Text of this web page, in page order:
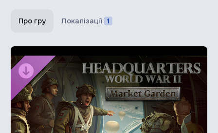
Про гру Локалізації 1